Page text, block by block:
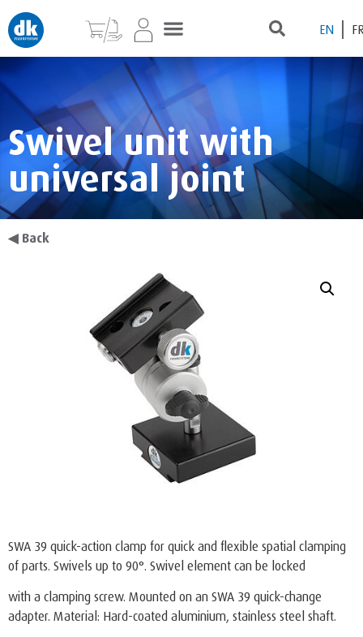
EN
Swivel unit with
universal joint
◀ Back
SWA 39 quick-action clamp for quick and flexible spatial clamping
of parts. Swivels up to 90°. Swivel element can be locked
with a clamping screw. Mounted on an SWA 39 quick-change
adapter. Material: Hard-coated aluminium, stainless steel shaft.